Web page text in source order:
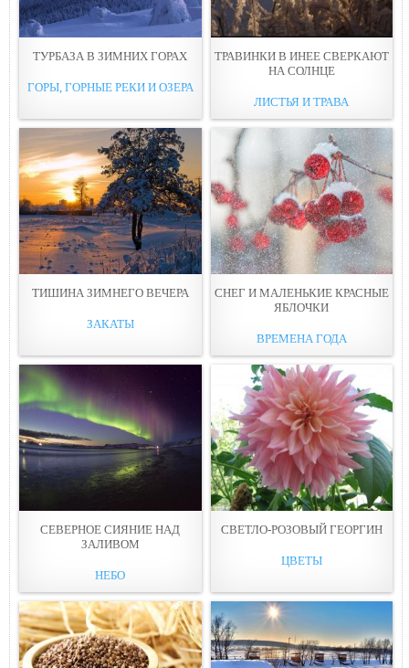
ТУРБАЗА В ЗИМНИХ ГОРАХ
ГОРЫ, ГОРНЫЕ РЕКИ И ОЗЕРА
ТРАВИНКИ В ИНЕЕ СВЕРКАЮТ
НА СОЛНЦЕ
ЛИСТЬЯ И ТРАВА
ТИШИНА ЗИМНЕГО ВЕЧЕРА
ЗАКАТЫ
СНЕГ И МАЛЕНЬКИЕ КРАСНЫЕ
ЯБЛОЧКИ
ВРЕМЕНА ГОДА
СЕВЕРНОЕ СИЯНИЕ НАД
ЗАЛИВОМ
НЕБО
СВЕТЛО-РОЗОВЫЙ ГЕОРГИН
ЦВЕТЫ